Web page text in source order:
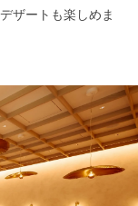
ザートも楽しめま